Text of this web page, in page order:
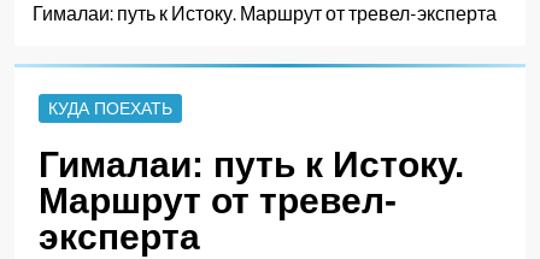
Гималаи: путь к Истоку. Маршрут от тревел-эксперта
КУДА ПОЕХАТЬ
Гималаи: путь к Истоку.
Маршрут от тревел-
эксперта